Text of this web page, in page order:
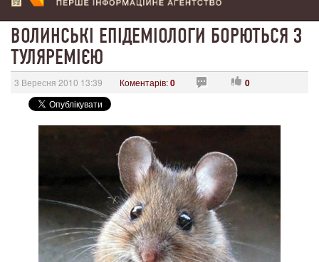
ВОЛИНСЬКІ ЕПІДЕМІОЛОГИ БОРЮТЬСЯ З
ТУЛЯРЕМІЄЮ
3 Вересня 2010 13:39 Коментарів:0 0